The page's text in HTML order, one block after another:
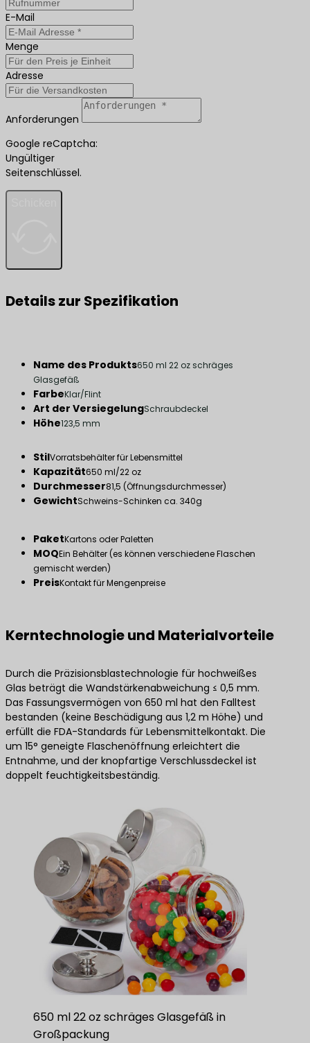
E-Mail
Menge
Adresse
Anforderungen
Google reCaptcha:
Ungültiger
Seitenschlüssel.
Details zur Spezifikation
Name des Produkts650 ml 22 oz schräges
Glasgefäß
FarbeKlar/Flint
Art der VersiegelungSchraubdeckel
Höhe123,5 mm
StilVorratsbehälter für Lebensmittel
Kapazität650 ml/22 oz
Durchmesser81,5 (Öffnungsdurchmesser)
GewichtSchweins-Schinken ca. 340g
PaketKartons oder Paletten
MOQEin Behälter (es können verschiedene Flaschen
gemischt werden)
PreisKontakt für Mengenpreise
Kerntechnologie und Materialvorteile
Durch die Präzisionsblastechnologie für hochweißes
Glas beträgt die Wandstärkenabweichung ≤ 0,5 mm.
Das Fassungsvermögen von 650 ml hat den Falltest
bestanden (keine Beschädigung aus 1,2 m Höhe) und
erfüllt die FDA-Standards für Lebensmittelkontakt. Die
um 15° geneigte Flaschenöffnung erleichtert die
Entnahme, und der knopfartige Verschlussdeckel ist
doppelt feuchtigkeitsbeständig.
650 ml 22 oz schräges Glasgefäß in
Großpackung